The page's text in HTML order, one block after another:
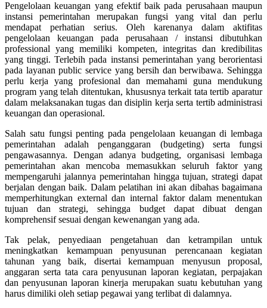
Pengelolaan keuangan yang efektif baik pada perusahaan maupun
instansi pemerintahan merupakan fungsi yang vital dan perlu
mendapat perhatian serius. Oleh karenanya dalam aktifitas
pengelolaan keuangan pada perusahaan / instansi dibutuhkan
professional yang memiliki kompeten, integritas dan kredibilitas
yang tinggi. Terlebih pada instansi pemerintahan yang berorientasi
pada layanan public service yang bersih dan berwibawa. Sehingga
perlu kerja yang profesional dan memahami guna mendukung
program yang telah ditentukan, khususnya terkait tata tertib aparatur
dalam melaksanakan tugas dan disiplin kerja serta tertib administrasi
keuangan dan operasional.
Salah satu fungsi penting pada pengelolaan keuangan di lembaga
pemerintahan adalah penganggaran (budgeting) serta fungsi
pengawasannya. Dengan adanya budgeting, organisasi lembaga
pemerintahan akan mencoba memasukkan seluruh faktor yang
mempengaruhi jalannya pemerintahan hingga tujuan, strategi dapat
berjalan dengan baik. Dalam pelatihan ini akan dibahas bagaimana
memperhitungkan external dan internal faktor dalam menentukan
tujuan dan strategi, sehingga budget dapat dibuat dengan
komprehensif sesuai dengan kewenangan yang ada.
Tak pelak, penyediaan pengetahuan dan ketrampilan untuk
meningkatkan kemampuan penyusunan perencanaan kegiatan
tahunan yang baik, disertai kemampuan menyusun proposal,
anggaran serta tata cara penyusunan laporan kegiatan, perpajakan
dan penyusunan laporan kinerja merupakan suatu kebutuhan yang
harus dimiliki oleh setiap pegawai yang terlibat di dalamnya.